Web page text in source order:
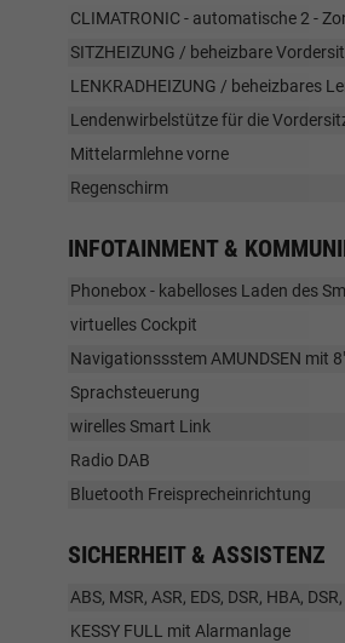
CLIMATRONIC - automatische 2 -
SITZHEIZUNG / beheizbare
LENKRADHEIZUNG / beheizbares
Lendenwirbelstütze für die
Mittelarmlehne vorne
Regenschirm
INFOTAINMENT &
Phonebox - kabelloses Laden des
virtuelles Cockpit
Navigationssstem AMUNDSEN mit
Sprachsteuerung
wirelles Smart Link
Radio DAB
Bluetooth Freisprecheinrichtung
SICHERHEIT & ASSISTENZ
ABS, MSR, ASR, EDS, DSR, HBA,
KESSY FULL mit Alarmanlage